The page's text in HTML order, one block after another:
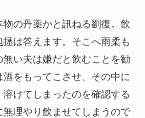
の丹薬かと訊ねる劉復。飲
は答えます。そこへ雨柔も
い夫は嫌だと飲むことを勧
酒をもってこさせ、その中に
けてしまったのを確認する
無理やり飲ませてしまうので